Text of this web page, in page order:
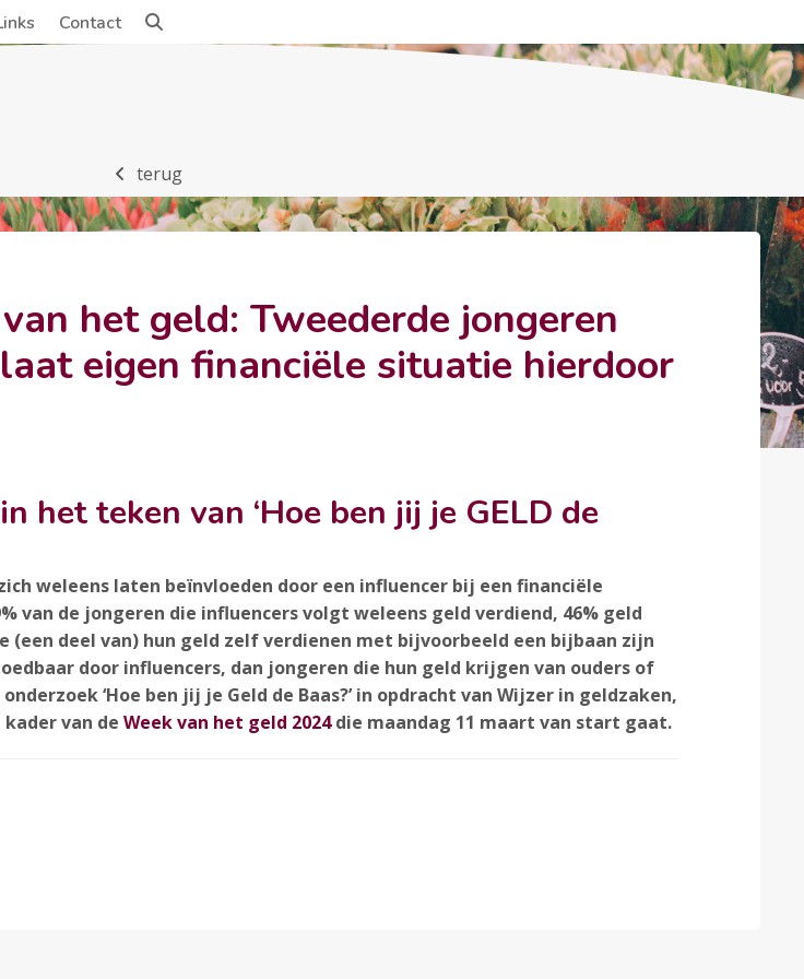
Contact
terug
het geld: Tweederde jongeren
eigen financiële situatie hierdoor
het teken van ‘Hoe ben jij je GELD de
weleens laten beïnvloeden door een influencer bij een financiële
van de jongeren die influencers volgt weleens geld verdiend, 46% geld
(een deel van) hun geld zelf verdienen met bijvoorbeeld een bijbaan zijn
door influencers, dan jongeren die hun geld krijgen van ouders of
‘Hoe ben jij je Geld de Baas?’ in opdracht van Wijzer in geldzaken,
van de Week van het geld 2024die maandag 11 maart van start gaat.